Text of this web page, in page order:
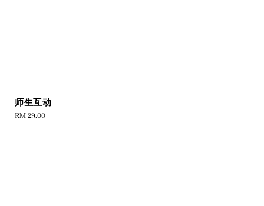
师生互动
Regular
RM 29.00